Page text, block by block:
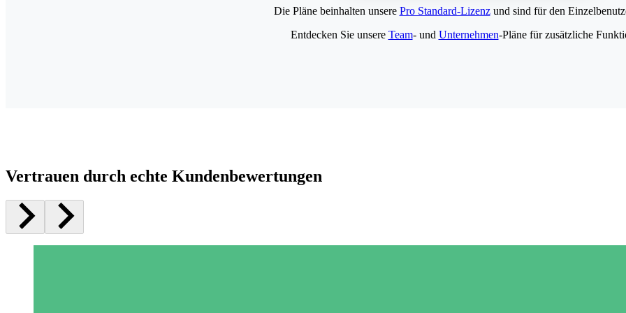
Die Pläne beinhalten unsere Pro Standard-Lizenzund sind für den
Entdecken Sie unsere Team- und Unternehmen-Pläne für zusätzliche
Vertrauen durch echte Kundenbewertungen